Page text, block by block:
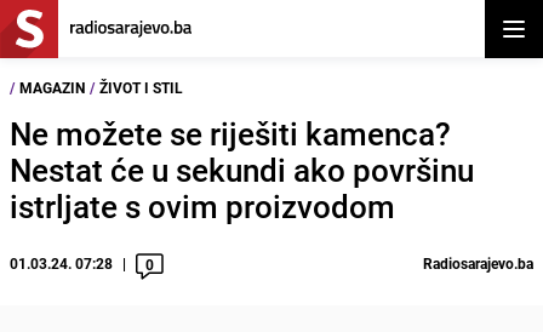
/ MAGAZIN / ŽIVOT I STIL
Ne možete se riješiti kamenca?
Nestat će u sekundi ako površinu
istrljate s ovim proizvodom
01.03.24. 07:28 0 Radiosarajevo.ba